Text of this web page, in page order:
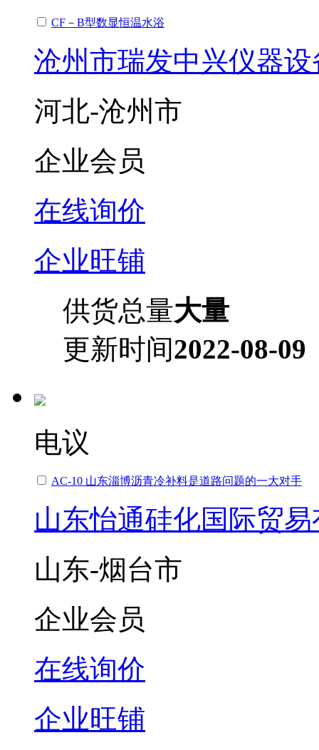
CF－B型数显恒温水浴
沧州市瑞发中兴仪器
河北-沧州市
企业会员
在线询价
企业旺铺
供货总量大量
更新时间2022-08-09
电议
AC-10 山东淄博沥青冷补料是道路问题的一大对手
山东怡通硅化国际贸
山东-烟台市
企业会员
在线询价
企业旺铺